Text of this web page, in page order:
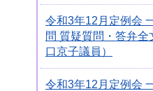
令和3年12月定例会
問 質疑質問・答弁全
口京子議員）
令和3年12月定例会